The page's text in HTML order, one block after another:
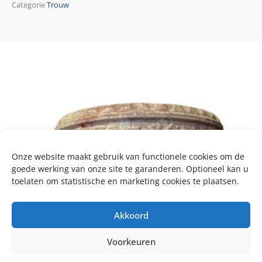
Onze website maakt gebruik van functionele cookies om de
goede werking van onze site te garanderen. Optioneel kan u
toelaten om statistische en marketing cookies te plaatsen.
Akkoord
Voorkeuren
CategorieTrouw